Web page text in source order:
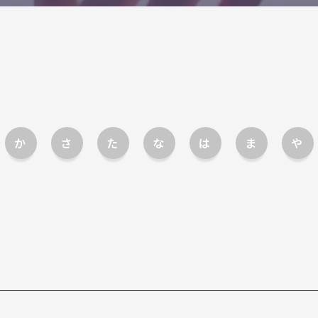
か さ た な は ま や